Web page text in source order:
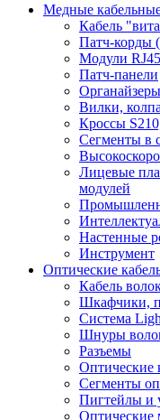
Медные
Кабель
Патч-корды
Модули RJ45
Патч-панели
Вилки,
Кроссы
Сегменты в
Лицевые
модулей
Настенные
Инструмент
Оптические
Кабель
Шкафчики,
Система
Шнуры
Разъемы
Оптические
Сегменты
Пигтейлы и
Оптические